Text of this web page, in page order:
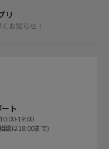
リ
お知らせ！
ト
19:00
談は18:00まで)